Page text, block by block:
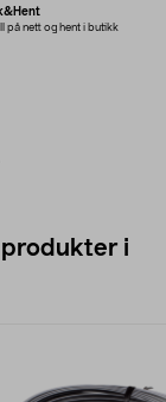
på nett og hent i butikk
i